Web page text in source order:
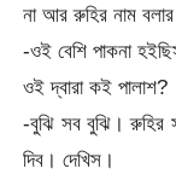
না আর রুহির নাম বলার
-ওই বেশি পাকনা
ওই দ্বারা কই পালাশ?
-বুঝি সব বুঝি। রুহির
দিব। দেখিস।